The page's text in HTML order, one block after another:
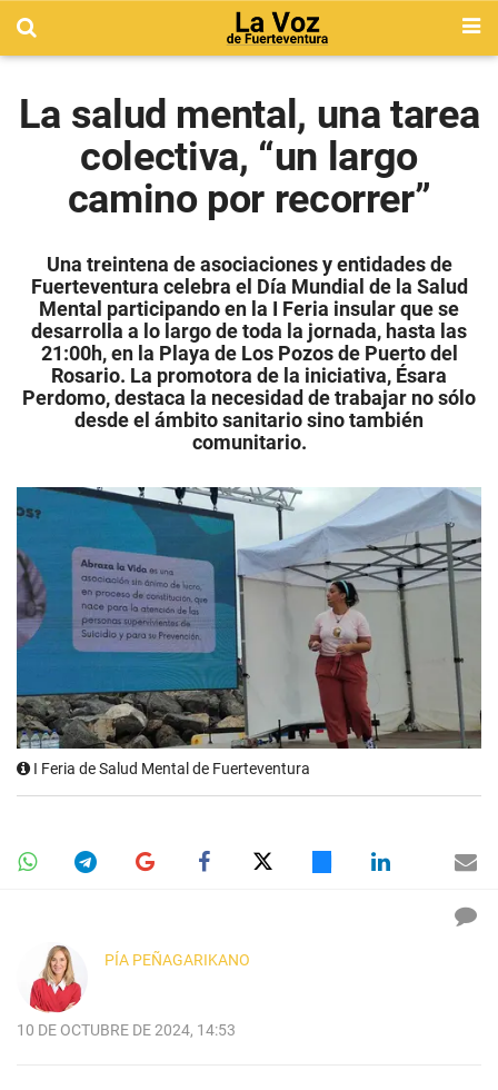
La salud mental, una tarea
colectiva, “un largo
camino por recorrer”
Una treintena de asociaciones y entidades de
Fuerteventura celebra el Día Mundial de la Salud
Mental participando en la I Feria insular que se
desarrolla a lo largo de toda la jornada, hasta las
21:00h, en la Playa de Los Pozos de Puerto del
Rosario. La promotora de la iniciativa, Ésara
Perdomo, destaca la necesidad de trabajar no sólo
desde el ámbito sanitario sino también
comunitario.
I Feria de Salud Mental de Fuerteventura
PÍA PEÑAGARIKANO
10 DE OCTUBRE DE 2024, 14:53